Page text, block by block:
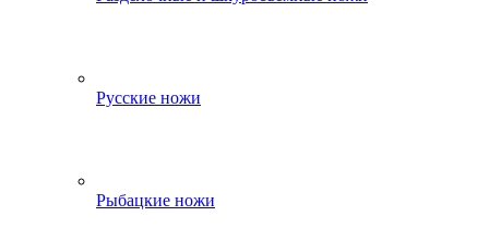
Русские ножи
Рыбацкие ножи